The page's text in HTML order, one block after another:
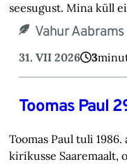
seesugust. Mina küll
Vahur Aabrams
31. VII 2026 3
Toomas Paul
Toomas Paul tuli
kirikusse Saaremaalt,